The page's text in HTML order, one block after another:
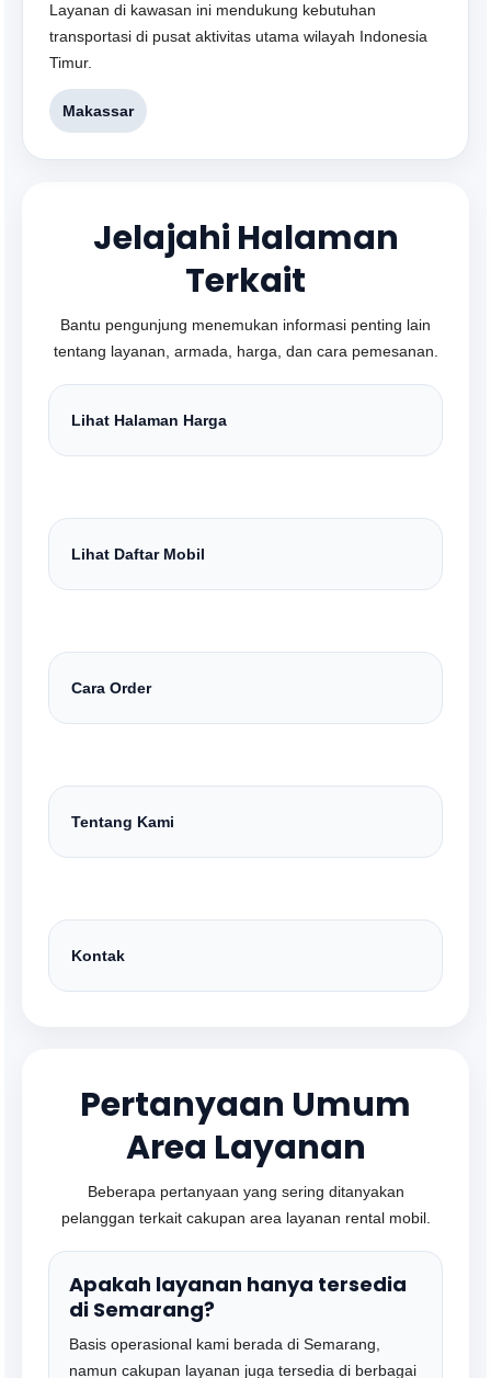
Layanan di kawasan ini mendukung kebutuhan
transportasi di pusat aktivitas utama wilayah Indonesia
Timur.
Makassar
Jelajahi Halaman
Terkait
Bantu pengunjung menemukan informasi penting lain
tentang layanan, armada, harga, dan cara pemesanan.
Lihat Halaman Harga
Lihat Daftar Mobil
Cara Order
Tentang Kami
Kontak
Pertanyaan Umum
Area Layanan
Beberapa pertanyaan yang sering ditanyakan
pelanggan terkait cakupan area layanan rental mobil.
Apakah layanan hanya tersedia
di Semarang?
Basis operasional kami berada di Semarang,
namun cakupan layanan juga tersedia di berbagai